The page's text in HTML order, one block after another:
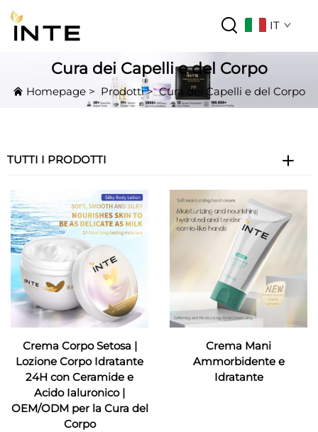
IT
Cura dei Capelli e del Corpo
Homepage > Prodotti>Cura dei Capelli e del Corpo
TUTTI I PRODOTTI
Crema Corpo Setosa |
Lozione Corpo Idratante
24H con Ceramide e
Acido Ialuronico |
OEM/ODM per la Cura del
Corpo
Crema Mani
Ammorbidente e
Idratante